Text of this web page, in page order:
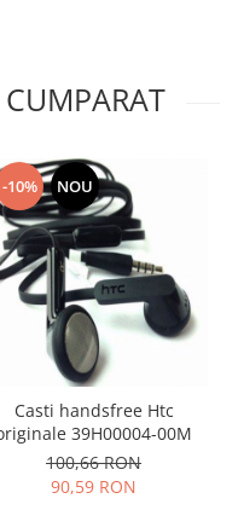
-10% NOU
Casti handsfree Htc
39H00004-00M
100,66 RON
90,59 RON